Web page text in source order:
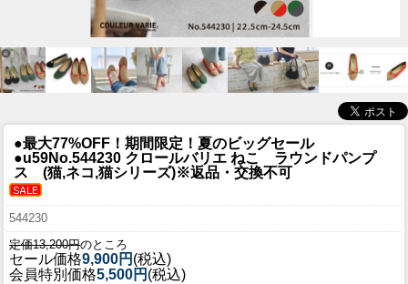
●最大77%OFF！期間限定！夏のビッグセール
●u59No.544230 クロールバリエ ねこ ラウンドパンプ
ス (猫,ネコ,猫シリーズ)※返品・交換不可
544230
定価13,200円のところ
セール価格9,900円 (税込)
会員特別価格5,500円 (税込)